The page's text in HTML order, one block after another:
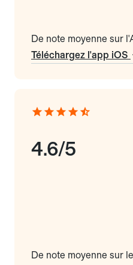
De note moyenne sur
Téléchargez l'app iOS
4.6/5
De note moyenne sur